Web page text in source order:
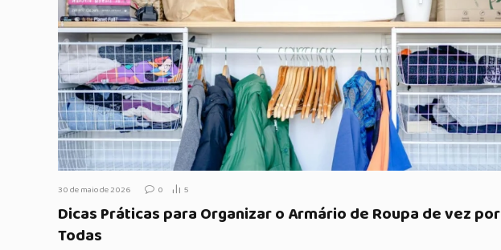
30 de maio de 2026 0 5
Dicas Práticas para Organizar o Armário de Roupa de vez por
Todas